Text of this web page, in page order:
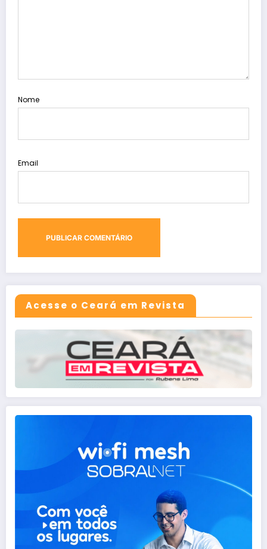
Nome
Email
Acesse o Ceará em Revista